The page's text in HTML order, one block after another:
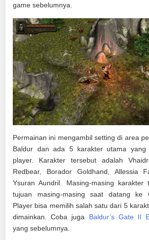
game sebelumnya.
Permainan ini mengambil setting di area
Baldur dan ada 5 karakter utama yang
player. Karakter tersebut adalah
Redbear, Borador Goldhand, Allessia
Ysuran Aundril. Masing-masing karakter
tujuan masing-masing saat datang ke
Player bisa memilih salah satu dari 5
dimainkan. Coba juga Baldur’s Gate II
yang sebelumnya.